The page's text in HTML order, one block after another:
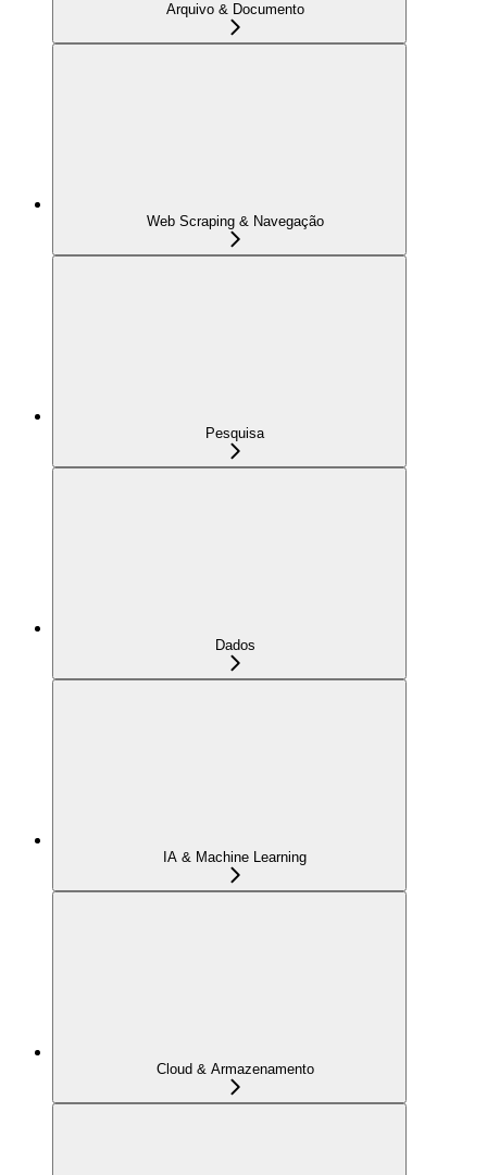
Arquivo & Documento
Web Scraping & Navegação
Pesquisa
Dados
IA & Machine Learning
Cloud & Armazenamento